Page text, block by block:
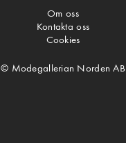
Om oss
Kontakta oss
Cookies
© Modegallerian Norden AB